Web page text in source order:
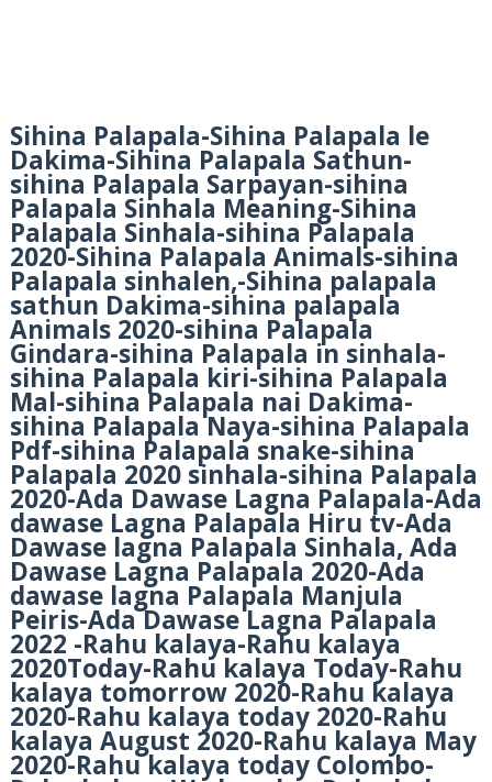
Sihina Palapala-Sihina Palapala le
Dakima-Sihina Palapala Sathun-
sihina Palapala Sarpayan-sihina
Palapala Sinhala Meaning-Sihina
Palapala Sinhala-sihina Palapala
2020-Sihina Palapala Animals-sihina
Palapala sinhalen,-Sihina palapala
sathun Dakima-sihina palapala
Animals 2020-sihina Palapala
Gindara-sihina Palapala in sinhala-
sihina Palapala kiri-sihina Palapala
Mal-sihina Palapala nai Dakima-
sihina Palapala Naya-sihina Palapala
Pdf-sihina Palapala snake-sihina
Palapala 2020 sinhala-sihina Palapala
2020-Ada Dawase Lagna Palapala-Ada
dawase Lagna Palapala Hiru tv-Ada
Dawase lagna Palapala Sinhala, Ada
Dawase Lagna Palapala 2020-Ada
dawase lagna Palapala Manjula
Peiris-Ada Dawase Lagna Palapala
2022 -Rahu kalaya-Rahu kalaya
2020Today-Rahu kalaya Today-Rahu
kalaya tomorrow 2020-Rahu kalaya
2020-Rahu kalaya today 2020-Rahu
kalaya August 2020-Rahu kalaya May
2020-Rahu kalaya today Colombo-